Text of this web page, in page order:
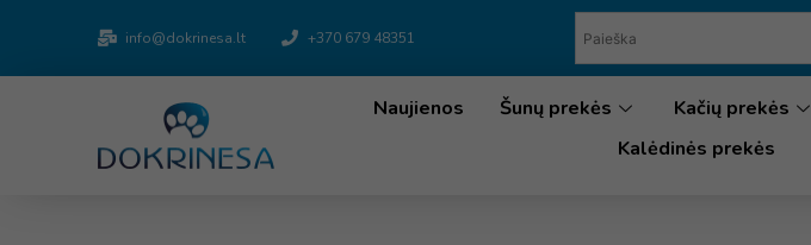
info@dokrinesa.lt +370 679 48351
Naujienos Šunų prekės Kačių prekės
Kalėdinės prekės